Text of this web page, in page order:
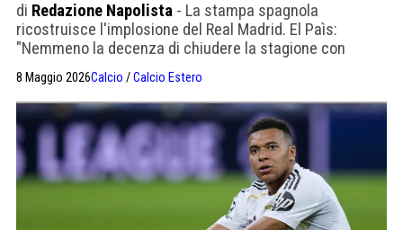
di Redazione Napolista - La stampa spagnola
ricostruisce l'implosione del Real Madrid. El Paìs:
"Nemmeno la decenza di chiudere la stagione con
8 Maggio 2026Calcio /Calcio Estero